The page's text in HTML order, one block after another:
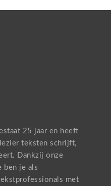
25 jaar en heeft
teksten schrijft,
Dankzij onze
ben je als
met